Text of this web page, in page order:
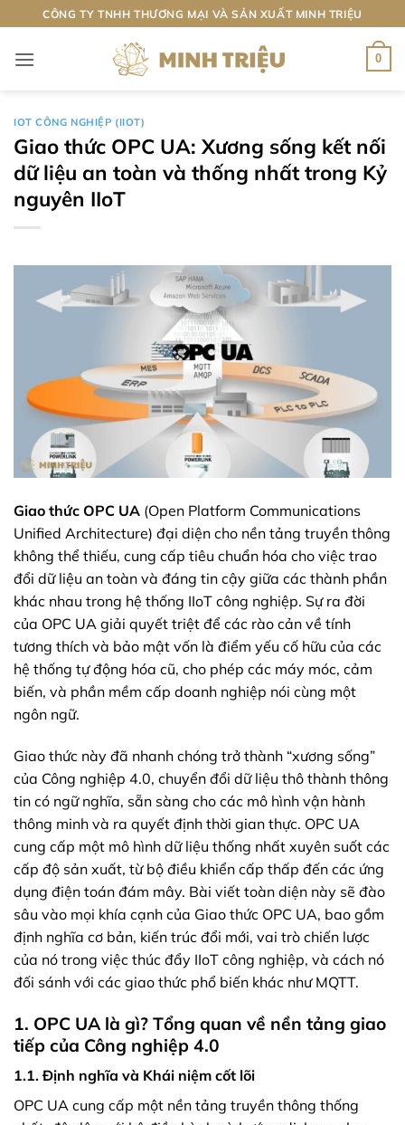
qua
nội
CÔNG TY TNHH THƯƠNG MẠI VÀ SẢN XUẤT MINH TRIỆU
0
IOT CÔNG NGHIỆP (IIOT)
Giao thức OPC UA: Xương sống kết nối
dữ liệu an toàn và thống nhất trong Kỷ
nguyên IIoT
Giao thức OPC UA (Open Platform Communications
Unified Architecture) đại diện cho nền tảng truyền thông
không thể thiếu, cung cấp tiêu chuẩn hóa cho việc trao
đổi dữ liệu an toàn và đáng tin cậy giữa các thành phần
khác nhau trong hệ thống IIoT công nghiệp. Sự ra đời
của OPC UA giải quyết triệt để các rào cản về tính
tương thích và bảo mật vốn là điểm yếu cố hữu của các
hệ thống tự động hóa cũ, cho phép các máy móc, cảm
biến, và phần mềm cấp doanh nghiệp nói cùng một
ngôn ngữ.
Giao thức này đã nhanh chóng trở thành “xương sống”
của Công nghiệp 4.0, chuyển đổi dữ liệu thô thành thông
tin có ngữ nghĩa, sẵn sàng cho các mô hình vận hành
thông minh và ra quyết định thời gian thực. OPC UA
cung cấp một mô hình dữ liệu thống nhất xuyên suốt các
cấp độ sản xuất, từ bộ điều khiển cấp thấp đến các ứng
dụng điện toán đám mây. Bài viết toàn diện này sẽ đào
sâu vào mọi khía cạnh của Giao thức OPC UA, bao gồm
định nghĩa cơ bản, kiến trúc đổi mới, vai trò chiến lược
của nó trong việc thúc đẩy IIoT công nghiệp, và cách nó
đối sánh với các giao thức phổ biến khác như MQTT.
1. OPC UA là gì? Tổng quan về nền tảng giao
tiếp của Công nghiệp 4.0
1.1. Định nghĩa và Khái niệm cốt lõi
OPC UA cung cấp một nền tảng truyền thông thống